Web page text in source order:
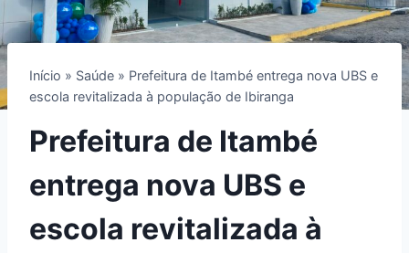
Início » Saúde » Prefeitura de Itambé entrega nova UBS e
escola revitalizada à população de Ibiranga
Prefeitura de Itambé
entrega nova UBS e
escola revitalizada à